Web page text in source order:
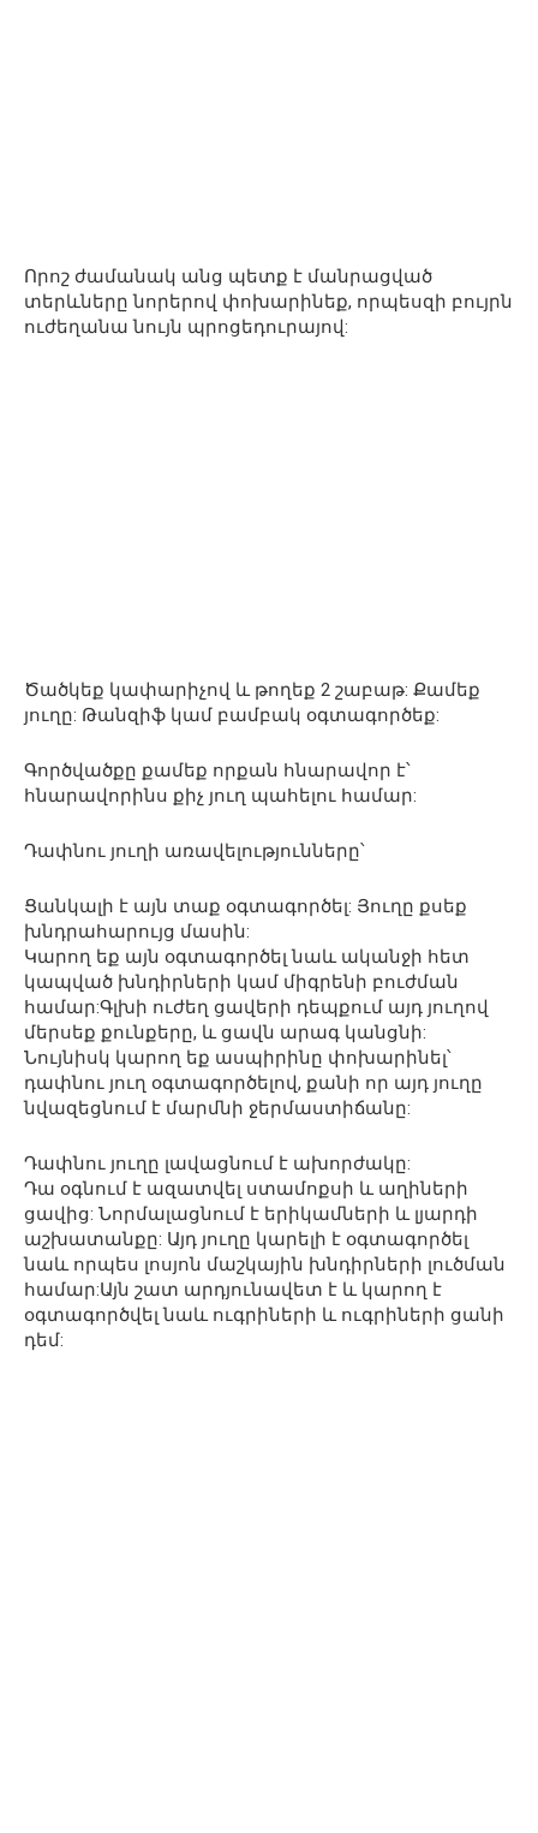
Որոշ ժամանակ անց պետք է մանրացված
տերևները նորերով փոխարինեք, որպեսզի բույրն
ուժեղանա նույն պրոցեդուրայով:
Ծածկեք կափարիչով և թողեք 2 շաբաթ: Քամեք
յուղը: Թանզիֆ կամ բամբակ օգտագործեք:
Գործվածքը քամեք որքան հնարավոր է՝
հնարավորինս քիչ յուղ պահելու համար:
Դափնու յուղի առավելությունները՝
Ցանկալի է այն տաք օգտագործել: Յուղը քսեք
խնդրահարույց մասին:
Կարող եք այն օգտագործել նաև ականջի հետ
կապված խնդիրների կամ միգրենի բուժման
համար:Գլխի ուժեղ ցավերի դեպքում այդ յուղով
մերսեք քունքերը, և ցավն արագ կանցնի:
Նույնիսկ կարող եք ասպիրինը փոխարինել՝
դափնու յուղ օգտագործելով, քանի որ այդ յուղը
նվազեցնում է մարմնի ջերմաստիճանը:
Դափնու յուղը լավացնում է ախորժակը:
Դա օգնում է ազատվել ստամոքսի և աղիների
ցավից: Նորմալացնում է երիկամների և լյարդի
աշխատանքը: Այդ յուղը կարելի է օգտագործել
նաև որպես լոսյոն մաշկային խնդիրների լուծման
համար:Այն շատ արդյունավետ է և կարող է
օգտագործվել նաև ուգրիների և ուգրիների ցանի
դեմ: